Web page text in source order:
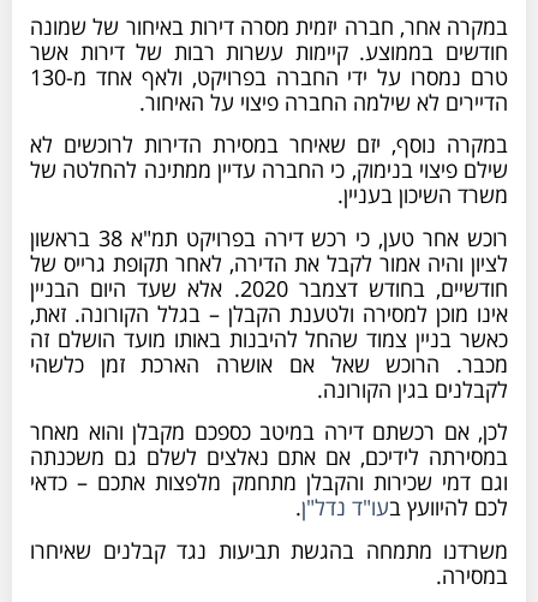
במקרה אחר, חברה יזמית מסרה דירות באיחור של שמונה
חודשים בממוצע. קיימות עשרות רבות של דירות אשר
טרם נמסרו על ידי החברה בפרויקט, ולאף אחד מ-130
הדיירים לא שילמה החברה פיצוי על האיחור.
במקרה נוסף, יזם שאיחר במסירת הדירות לרוכשים לא
שילם פיצוי בנימוק, כי החברה עדיין ממתינה להחלטה של
משרד השיכון בעניין.
רוכש אחר טען, כי רכש דירה בפרויקט תמ"א 38 בראשון
לציון והיה אמור לקבל את הדירה, לאחר תקופת גרייס של
חודשיים, בחודש דצמבר 2020. אלא שעד היום הבניין
אינו מוכן למסירה ולטענת הקבלן – בגלל הקורונה. זאת,
כאשר בניין צמוד שהחל להיבנות באותו מועד הושלם זה
מכבר. הרוכש שאל אם אושרה הארכת זמן כלשהי
לקבלנים בגין הקורונה.
לכן, אם רכשתם דירה במיטב כספכם מקבלן והוא מאחר
במסירתה לידיכם, אם אתם נאלצים לשלם גם משכנתה
וגם דמי שכירות והקבלן מתחמק מלפצות אתכם – כדאי
לכם להיוועץ בעו"ד נדל"ן.
משרדנו מתמחה בהגשת תביעות נגד קבלנים שאיחרו
במסירה.